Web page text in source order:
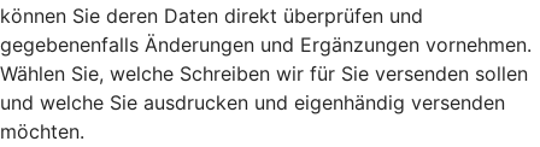
können Sie deren Daten direkt überprüfen und
gegebenenfalls Änderungen und Ergänzungen vornehmen.
Wählen Sie, welche Schreiben wir für Sie versenden sollen
und welche Sie ausdrucken und eigenhändig versenden
möchten.